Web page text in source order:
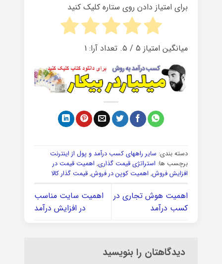
برای امتیاز دادن روی ستاره کلیک کنید
میانگین امتیاز 5/ ۵. تعداد آرا: 1
دسته بندی: سایر راههای کسب درآمد و پول از اینترنت
برچسب ها: استراتژی قیمت گذاری, اهمیت قیمت در
افزایش فروش, اهمیت کوپن در فروش, قیمت گذار کالا
اهمیت هوش تجاری در
کسب درآمد
اهمیت سایت مناسب
در افزایش درآمد
دیدگاهتان را بنویسید